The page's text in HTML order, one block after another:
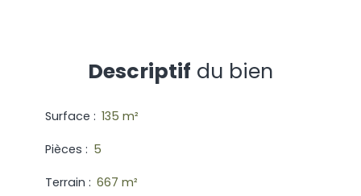
Descriptif du bien
Surface : 135 m²
Pièces : 5
Terrain : 667 m²